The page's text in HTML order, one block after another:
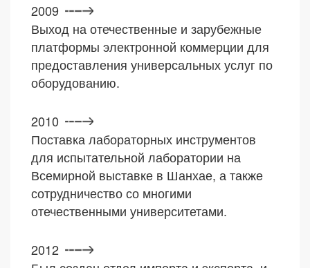
2009
Выход на отечественные и зарубежные
платформы электронной коммерции для
предоставления универсальных услуг по
оборудованию.
2010
Поставка лабораторных инструментов
для испытательной лаборатории на
Всемирной выставке в Шанхае, а также
сотрудничество со многими
отечественными университетами.
2012